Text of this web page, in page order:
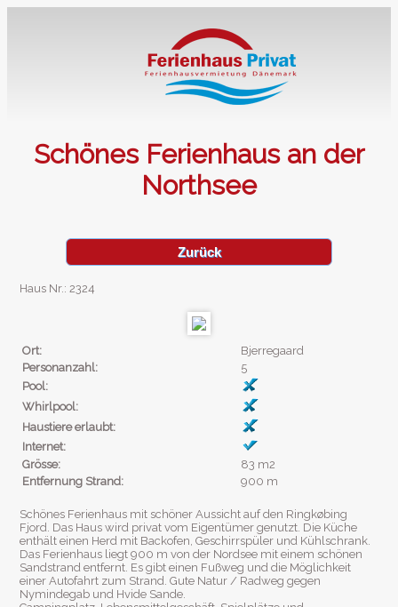
Schönes Ferienhaus an der
Northsee
Zurück
Haus Nr.: 2324
Ort:
Bjerregaard
Personanzahl:
5
Pool:
Whirlpool:
Haustiere erlaubt:
Internet:
Grösse:
83 m2
Entfernung Strand:
900 m
Schönes Ferienhaus mit schöner Aussicht auf den Ringkøbing
Fjord. Das Haus wird privat vom Eigentümer genutzt. Die Küche
enthält einen Herd mit Backofen, Geschirrspüler und Kühlschrank.
Das Ferienhaus liegt 900 m von der Nordsee mit einem schönen
Sandstrand entfernt. Es gibt einen Fußweg und die Möglichkeit
einer Autofahrt zum Strand. Gute Natur / Radweg gegen
Nymindegab und Hvide Sande.